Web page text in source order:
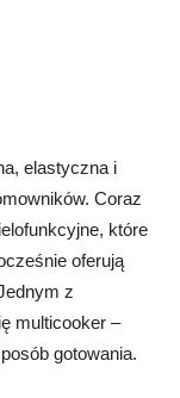
elastyczna i
Coraz
które
oferują
z
multicooker –
gotowania.